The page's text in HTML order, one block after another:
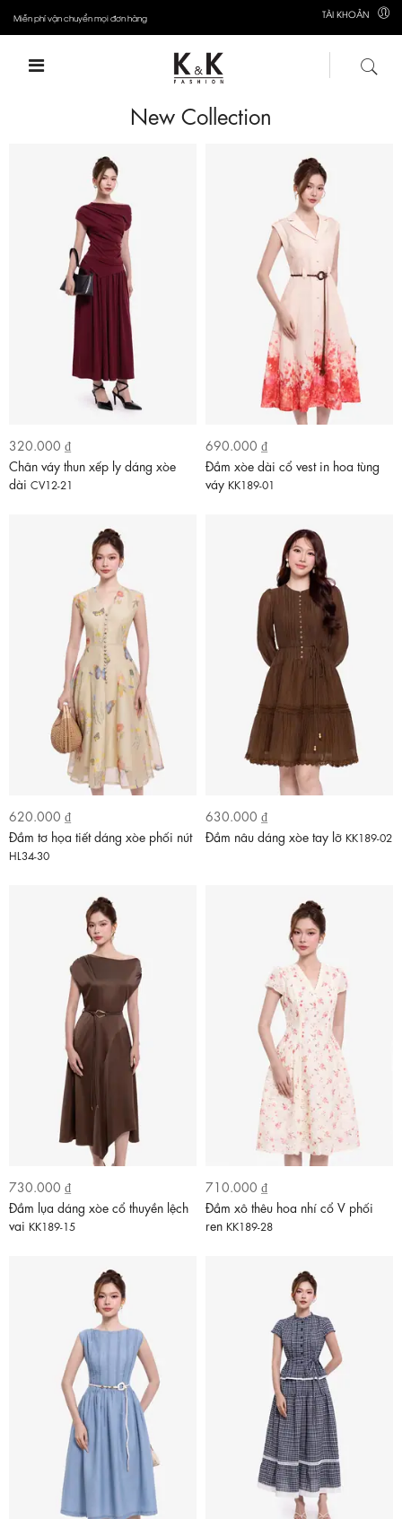
Miễn phí vận chuyển mọi đơn hàng TÀI KHOẢN
New Collection
320.000 ₫
Chân váy thun xếp ly dáng xòe
dài CV12-21
690.000 ₫
Đầm xòe dài cổ vest in hoa tùng
váy KK189-01
620.000 ₫
Đầm tơ họa tiết dáng xòe phối nút
HL34-30
630.000 ₫
Đầm nâu dáng xòe tay lỡ KK189-02
730.000 ₫
Đầm lụa dáng xòe cổ thuyền lệch
vai KK189-15
710.000 ₫
Đầm xô thêu hoa nhí cổ V phối
ren KK189-28